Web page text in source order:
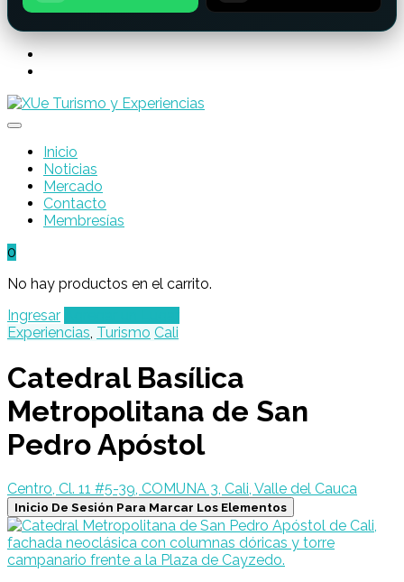
Inicio
Noticias
Mercado
Contacto
Membresías
0
No hay productos en el carrito.
Ingresar
Experiencias, Turismo Cali
Catedral Basílica
Metropolitana de San
Pedro Apóstol
Centro, Cl. 11 #5-39, COMUNA 3, Cali, Valle del Cauca
Inicio De Sesión Para Marcar Los Elementos